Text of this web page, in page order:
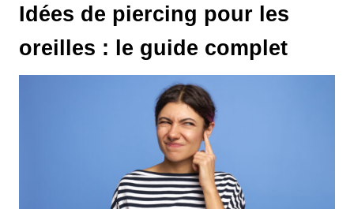
Idées de piercing pour les
oreilles : le guide complet